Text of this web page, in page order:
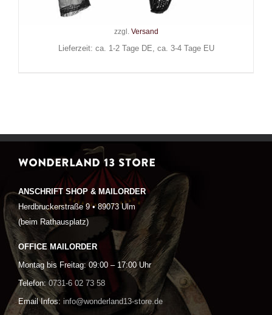
zzgl. Versand
Lieferzeit: ca. 1-2 Tage DE, ca. 3-4 Tage EU
WONDERLAND 13 STORE
ANSCHRIFT SHOP & MAILORDER
Herdbruckerstraße 9 • 89073 Ulm
(beim Rathausplatz)
OFFICE MAILORDER
Montag bis Freitag: 09:00 – 17:00 Uhr
Telefon: 0731-6 02 73 58
Email Infos: info@wonderland13-store.de